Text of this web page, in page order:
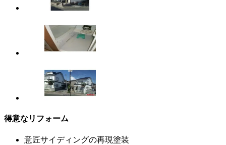
得意なリフォーム
意匠サイディングの再現塗装